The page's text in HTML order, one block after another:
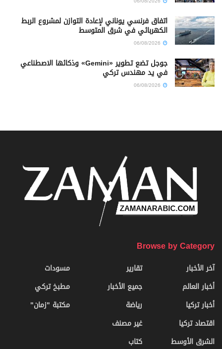
اتفاق فرنسي يوناني لإعادة التوازن لمشروع الربط
الكهربائي في شرق المتوسط
جوجل تضع تطوير «Gemini» وذكائها الاصطناعي
في يد مهندس تركي
Browse by Category
آخر الأخبار
أخبار العالم
أخبار تركيا
اقتصاد تركيا
الشرق الأوسط
تقارير
جميع الأخبار
رياضة
غير مصنف
كتاب
مسودات
مطبخ تركي
مكتبة "زمان"